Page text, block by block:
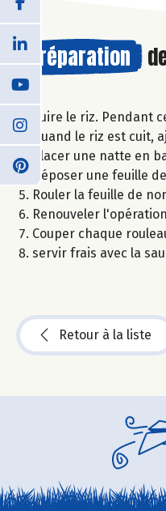
Préparation
Cuire le riz. Pendant
Quand le riz est cuit,
Placer une natte en
Déposer une feuille
Rouler la feuille de
Renouveler
Couper chaque
servir frais avec la
Retour à la liste